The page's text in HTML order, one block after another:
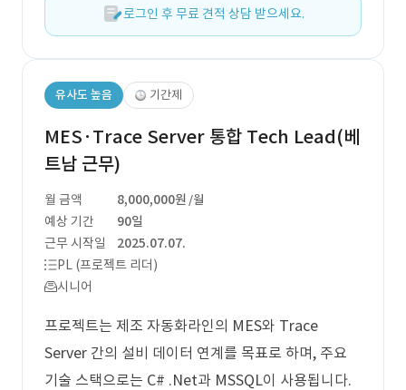
로그인 후 무료 견적 상담 받으세요.
유사도 높음 기간제
MES·Trace Server 통합 Tech Lead(베
트남 근무)
월 금액 8,000,000원 /월
예상 기간
90일
근무 시작일
2025.07.07.
PL (프로젝트 리더)
시니어
프로젝트는 제조 자동화라인의 MES와 Trace
Server 간의 설비 데이터 연계를 목표로 하며, 주요
기술 스택으로는 C# .Net과 MSSQL이 사용됩니다.